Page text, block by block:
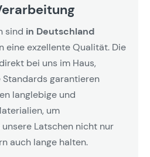
sind in Deutschland
eine exzellente Qualität. Die
bei uns im Haus,
garantieren
langlebige und
um
Latschen nicht nur
auch lange halten.